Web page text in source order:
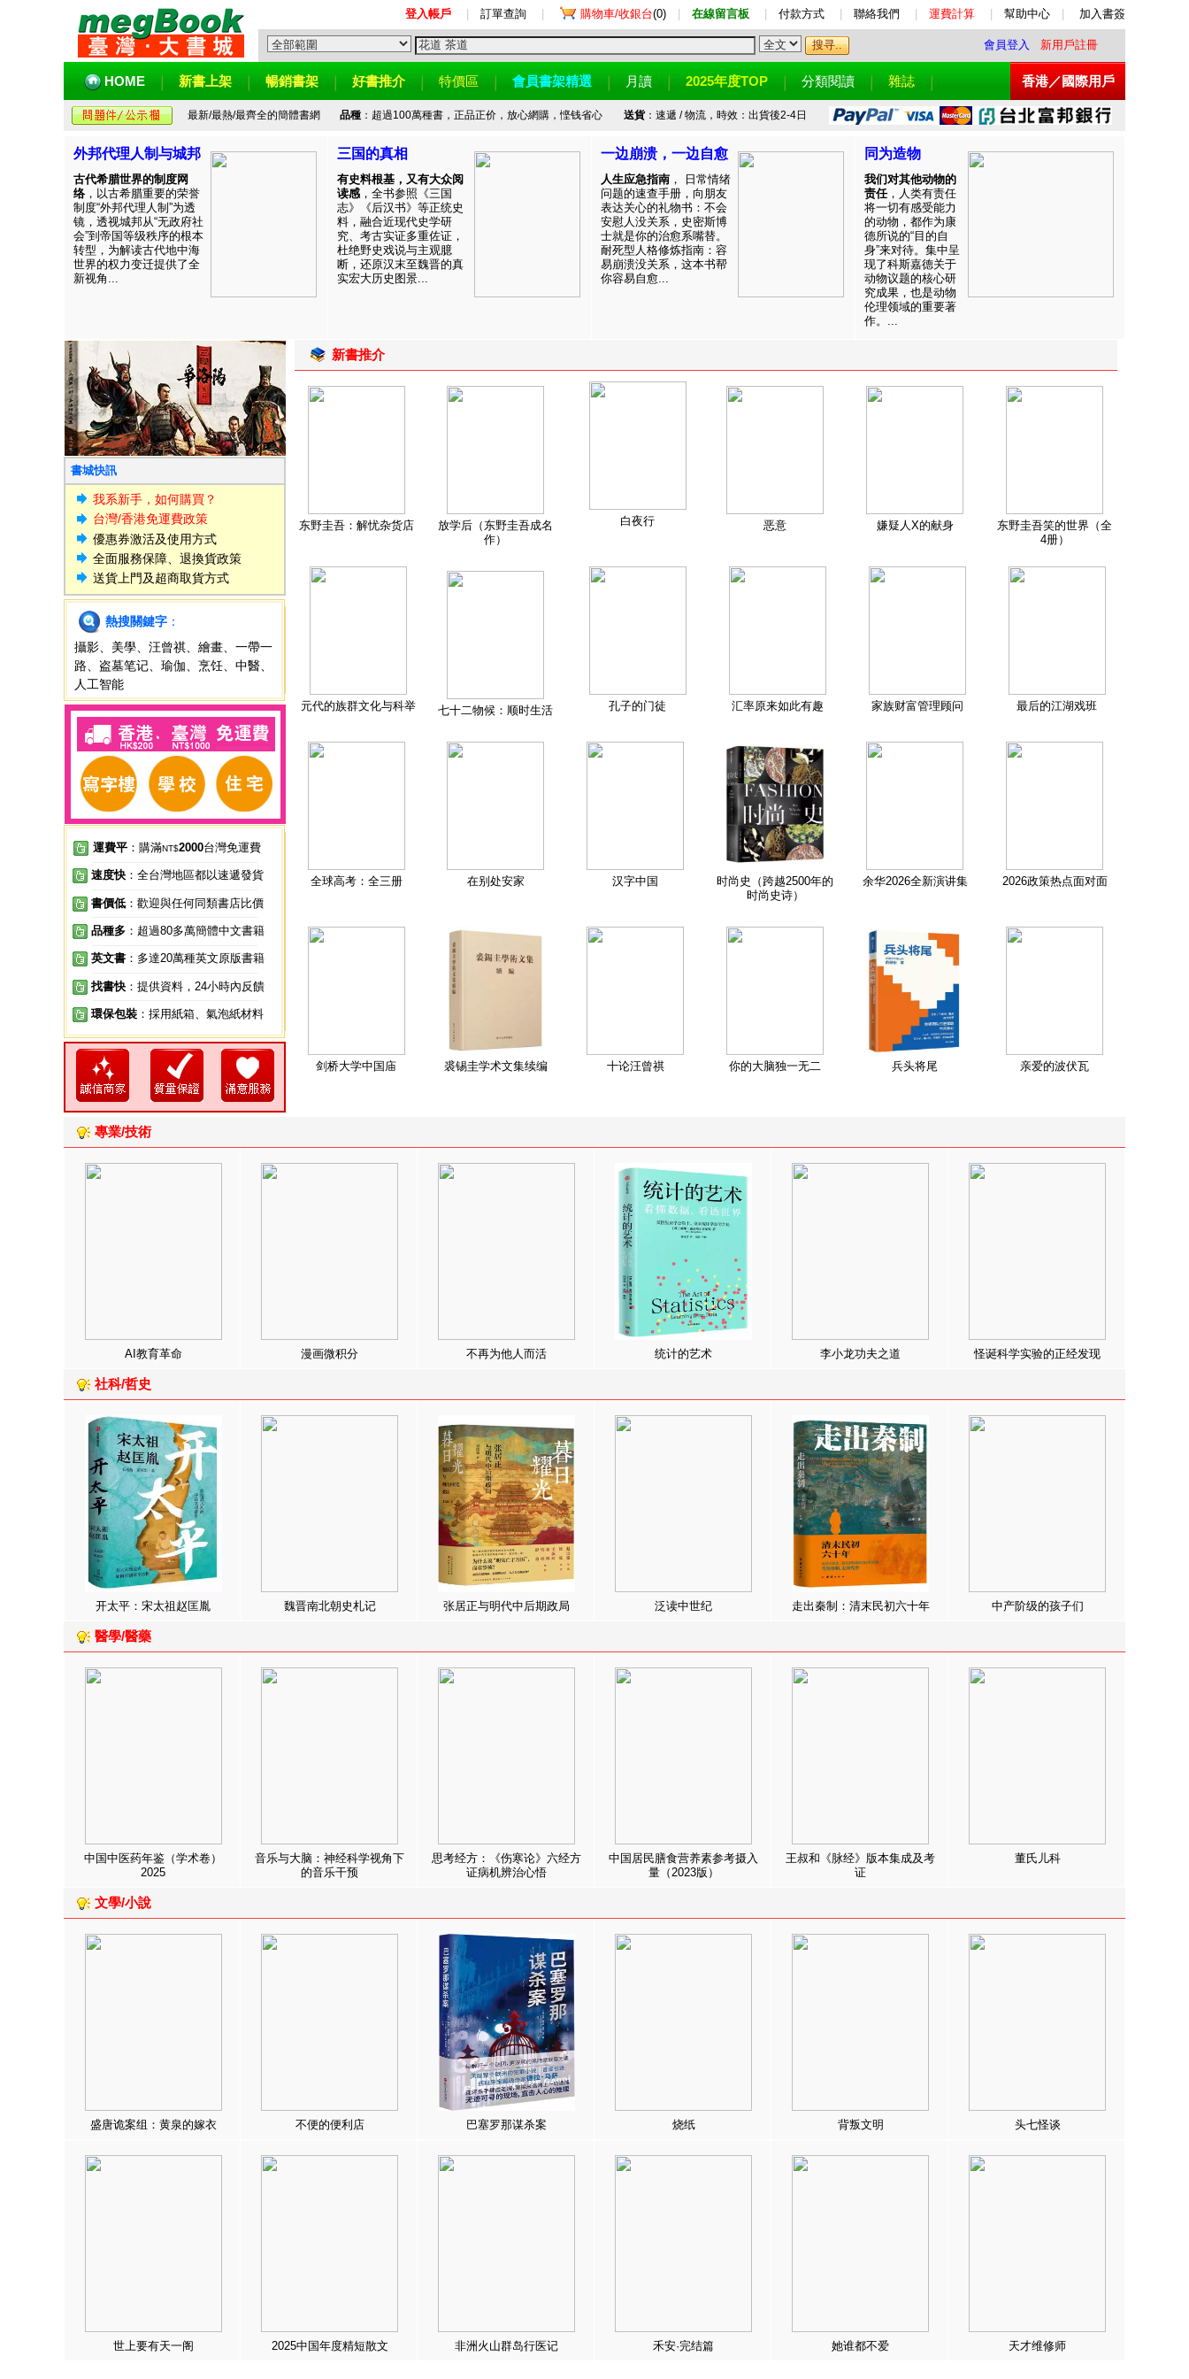
登入帳戶 訂單查詢 購物車/收銀台(0) 在線留言板 付款方式 聯絡我們 運費計算 幫助中心 加入書簽
會員登入 新用戶註冊
HOME 新書上架 暢銷書架 好書推介 特價區 會員書架精選 月讀 2025年度TOP 分類閱讀 雜誌 香港／國際用戶
最新/最熱/最齊全的簡體書網 品種：超過100萬種書，正品正价，放心網購，悭钱省心 送貨：速遞 / 物流，時效：出貨後2-4日
外邦代理人制与城邦
古代希腊世界的制度网
络 ，以古希腊重要的荣誉
制度“外邦代理人制”为透
镜，透视城邦从“无政府社
会”到帝国等级秩序的根本
转型，为解读古代地中海
世界的权力变迁提供了全
新视角...
三国的真相
有史料根基，又有大众阅
读感 ，全书参照《三国
志》《后汉书》等正统史
料，融合近现代史学研
究、考古实证多重佐证，
杜绝野史戏说与主观臆
断，还原汉末至魏晋的真
实宏大历史图景...
一边崩溃，一边自愈
人生应急指南 ， 日常情绪
问题的速查手册，向朋友
表达关心的礼物书：不会
安慰人没关系，史密斯博
士就是你的治愈系嘴替。
耐死型人格修炼指南：容
易崩溃没关系，这本书帮
你容易自愈...
同为造物
我们对其他动物的
责任，人类有责任
将一切有感受能力
的动物，都作为康
德所说的“目的自
身”来对待。集中呈
现了科斯嘉德关于
动物议题的核心研
究成果，也是动物
伦理领域的重要著
作。...
書城快訊
我系新手，如何購買？
台灣/香港免運費政策
優惠券激活及使用方式
全面服務保障、退換貨政策
送貨上門及超商取貨方式
熱搜關鍵字 ：
攝影
美學 汪曾祺 繪畫
一帶一
路
盗墓笔记 瑜伽 烹饪 中醫
人工智能
運費平 ：購滿NT$2000台灣免運費
速度快 ：全台灣地區都以速遞發貨
書價低 ：歡迎與任何同類書店比價
品種多 ：超過80多萬簡體中文書籍
英文書 ：多達20萬種英文原版書籍
找書快 ：提供資料，24小時內反饋
環保包裝 ：採用紙箱、氣泡紙材料
新書推介
东野圭吾：解忧杂货店
放学后（东野圭吾成名
作）
白夜行 恶意 嫌疑人X的献身
东野圭吾笑的世界（全
4册）
元代的族群文化与科举 七十二物候：顺时生活 孔子的门徒 汇率原来如此有趣 家族财富管理顾问 最后的江湖戏班
全球高考：全三册 在别处安家 汉字中国
时尚史（跨越2500年的
时尚史诗）
余华2026全新演讲集 2026政策热点面对面
剑桥大学中国庙 裘锡圭学术文集续编 十论汪曾祺 你的大脑独一无二 兵头将尾 亲爱的波伏瓦
專業/技術
AI教育革命 漫画微积分 不再为他人而活 统计的艺术 李小龙功夫之道 怪诞科学实验的正经发现
社科/哲史
开太平：宋太祖赵匡胤 魏晋南北朝史札记 张居正与明代中后期政局 泛读中世纪 走出秦制：清末民初六十年 中产阶级的孩子们
醫學/醫藥
中国中医药年鉴（学术卷）
2025
音乐与大脑：神经科学视角下
的音乐干预
思考经方：《伤寒论》六经方
证病机辨治心悟
中国居民膳食营养素参考摄入
量（2023版）
王叔和《脉经》版本集成及考
证
董氏儿科
文學/小說
盛唐诡案组：黄泉的嫁衣 不便的便利店 巴塞罗那谋杀案 烧纸 背叛文明 头七怪谈
世上要有天一阁 2025中国年度精短散文 非洲火山群岛行医记 禾安·完结篇 她谁都不爱 天才维修师